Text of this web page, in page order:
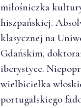
miłośniczka
hiszpańskiej.
klasycznej na
Gdańskim,
iberystyce.
wielbicielka
portugalskiego